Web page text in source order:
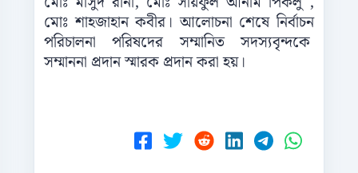
মোঃ শাহজাহান কবীর। আলোচনা শেষে নির্বাচন
পরিচালনা পরিষদের সম্মানিত সদস্যবৃন্দকে
সম্মাননা প্রদান স্মারক প্রদান করা হয়।